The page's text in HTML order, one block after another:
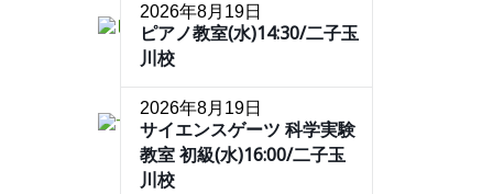
2026年8月19日
ピアノ教室(水)14:30/二子玉
川校
2026年8月19日
サイエンスゲーツ 科学実験
教室 初級(水)16:00/二子玉
川校